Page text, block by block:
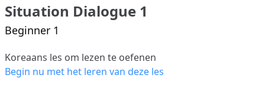
Situation Dialogue 1
Beginner 1
Koreaans les om lezen te oefenen
Begin nu met het leren van deze les